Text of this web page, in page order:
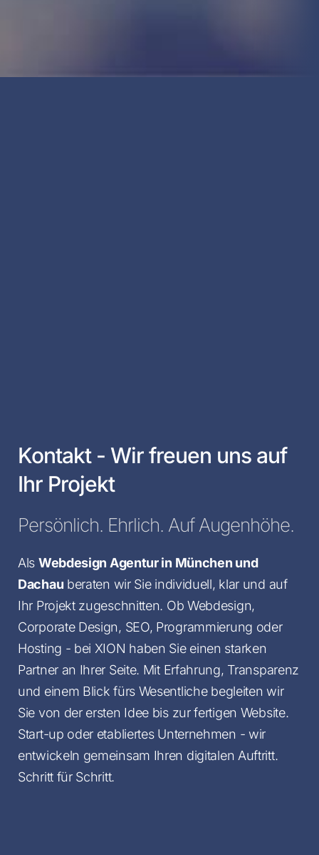
Kontakt - Wir freuen uns auf
Ihr Projekt
Persönlich. Ehrlich. Auf Augenhöhe.
Als Webdesign Agentur in München und
Dachau beraten wir Sie individuell, klar und auf
Ihr Projekt zugeschnitten. Ob Webdesign,
Corporate Design, SEO, Programmierung oder
Hosting - bei XION haben Sie einen starken
Partner an Ihrer Seite. Mit Erfahrung, Transparenz
und einem Blick fürs Wesentliche begleiten wir
Sie von der ersten Idee bis zur fertigen Website.
Start-up oder etabliertes Unternehmen - wir
entwickeln gemeinsam Ihren digitalen Auftritt.
Schritt für Schritt.